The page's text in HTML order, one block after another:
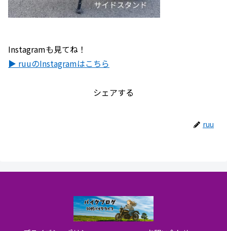
Instagramも見てね！
▶ ruuのInstagramはこちら
シェアする
ruu